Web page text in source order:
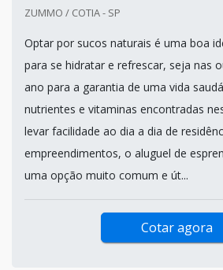
ZUMMO / COTIA - SP
Optar por sucos naturais é uma boa
para se hidratar e refrescar, seja nas
ano para a garantia de uma vida
nutrientes e vitaminas encontradas
levar facilidade ao dia a dia de
empreendimentos, o aluguel de
uma opção muito comum e út...
Cotar agora